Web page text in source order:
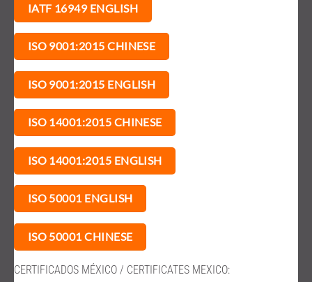
IATF 16949 ENGLISH
ISO 9001:2015 CHINESE
ISO 9001:2015 ENGLISH
ISO 14001:2015 CHINESE
ISO 14001:2015 ENGLISH
ISO 50001 ENGLISH
ISO 50001 CHINESE
CERTIFICADOS MÉXICO / CERTIFICATES MEXICO: